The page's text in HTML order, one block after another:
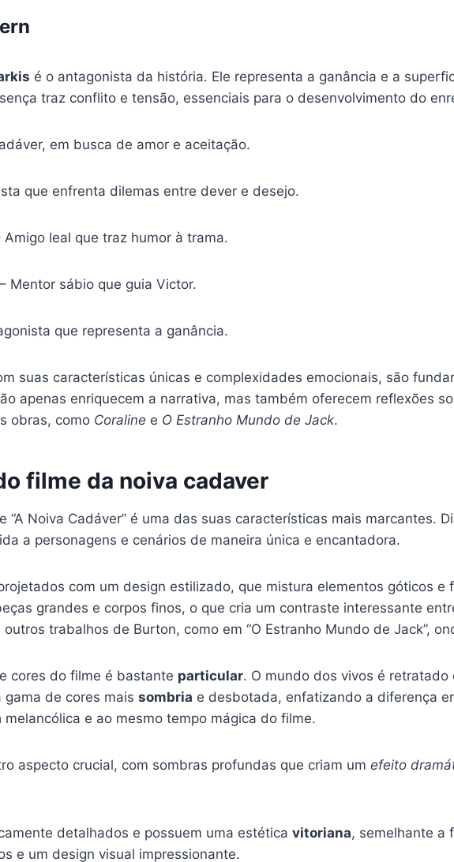
é o antagonista da história. Ele representa a ganância e a
traz conflito e tensão, essenciais para o desenvolvimento do
em busca de amor e aceitação.
que enfrenta dilemas entre dever e desejo.
Amigo leal que traz humor à trama.
– Mentor sábio que guia Victor.
que representa a ganância.
suas características únicas e complexidades emocionais, são
apenas enriquecem a narrativa, mas também oferecem reflexões
obras, como Coraline e O Estranho Mundo de Jack.
filme da noiva cadaver
“A Noiva Cadáver” é uma das suas características mais marcantes.
a personagens e cenários de maneira única e encantadora.
com um design estilizado, que mistura elementos góticos
grandes e corpos finos, o que cria um contraste interessante
trabalhos de Burton, como em “O Estranho Mundo de Jack”,
cores do filme é bastante particular. O mundo dos vivos é retratado
de cores mais sombria e desbotada, enfatizando a diferença
melancólica e ao mesmo tempo mágica do filme.
aspecto crucial, com sombras profundas que criam um efeito
detalhados e possuem uma estética vitoriana, semelhante a
e um design visual impressionante.